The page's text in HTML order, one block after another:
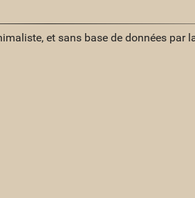
et sans base de données par